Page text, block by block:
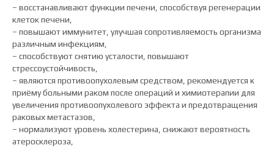
– восстанавливают функции печени, способствуя регенерации
клеток печени,
– повышают иммунитет, улучшая сопротивляемость организма
различным инфекциям,
– способствуют снятию усталости, повышают
стрессоустойчивость,
– являются противоопухолевым средством, рекомендуется к
приёму больными раком после операций и химиотерапии для
увеличения противоопухолевого эффекта и предотвращения
раковых метастазов,
– нормализуют уровень холестерина, снижают вероятность
атеросклероза,